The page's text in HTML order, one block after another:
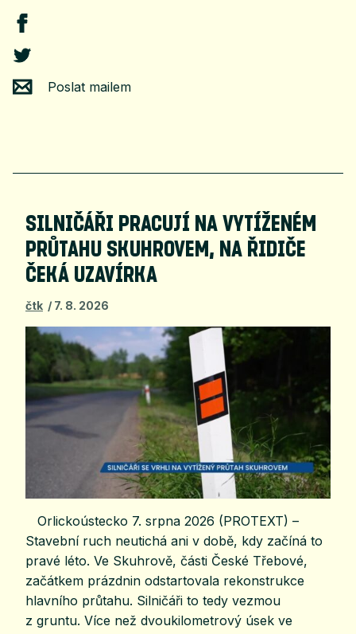
Poslat mailem
SILNIČÁŘI PRACUJÍ NA VYTÍŽENÉM
PRŮTAHU SKUHROVEM, NA ŘIDIČE
ČEKÁ UZAVÍRKA
čtk 7. 8. 2026
Orlickoústecko 7. srpna 2026 (PROTEXT) –
Stavební ruch neutichá ani v době, kdy začíná to
pravé léto. Ve Skuhrově, části České Třebové,
začátkem prázdnin odstartovala rekonstrukce
hlavního průtahu. Silničáři to tedy vezmou
z gruntu. Více než dvoukilometrový úsek ve